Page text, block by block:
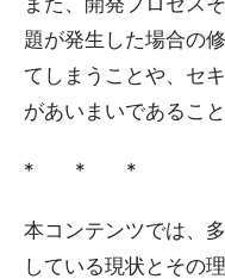
題が発生した場合の
てしまうことや、セ
があいまいであること
* * *
本コンテンツでは、
している現状とその